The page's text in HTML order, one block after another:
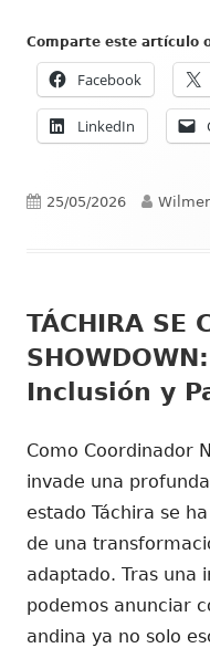
Comparte este artículo
Facebook
LinkedIn
Publicado
25/05/2026 Autor
TÁCHIRA SE
Inclusión y
Como Coordinador
invade una
estado Táchira se
de una
adaptado. Tras una
podemos anunciar
andina ya no solo